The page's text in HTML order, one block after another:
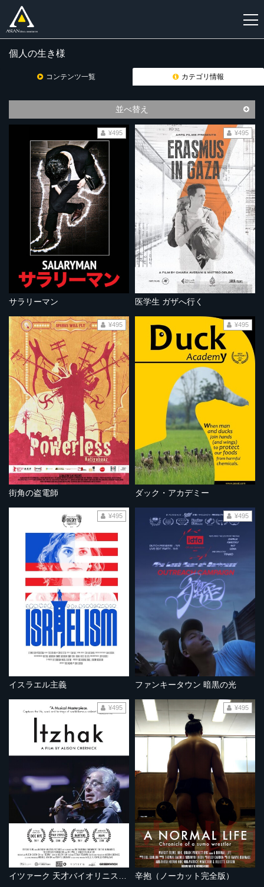
登
個人の生き様
コンテンツ一覧 カテゴリ情報
並べ替え
サラリーマン
¥495
医学生 ガザへ行く
¥495
街角の盗電師
¥495
ダック・アカデミー
¥495
イスラエル主義
¥495
ファンキータウン 暗黒の光
¥495
イツァーク 天才バイオリニストの歩み 《ノーカット完全版》
¥495
辛抱（ノーカット完全版）
¥495